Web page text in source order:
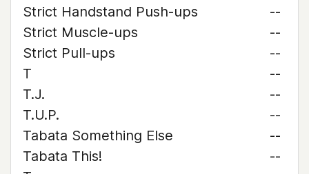
Strict Handstand Push-ups
--
Strict Muscle-ups
--
Strict Pull-ups
--
T
--
T.J.
--
T.U.P.
--
Tabata Something Else
--
Tabata This!
--